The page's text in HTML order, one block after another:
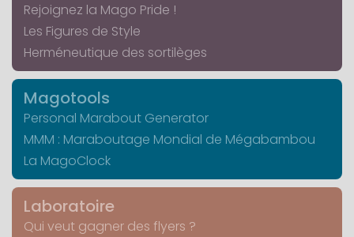
Rejoignez la Mago Pride !
Les Figures de Style
Herméneutique des sortilèges
Magotools
Personal Marabout Generator
MMM : Maraboutage Mondial de Mégabambou
La MagoClock
Laboratoire
Qui veut gagner des flyers ?